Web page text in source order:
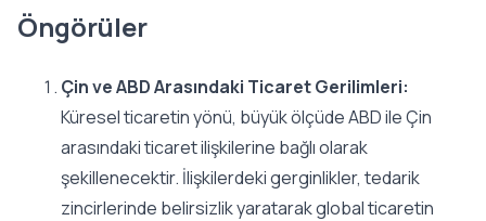
Öngörüler
Çin ve ABD Arasındaki Ticaret Gerilimleri:
Küresel ticaretin yönü, büyük ölçüde ABD ile Çin
arasındaki ticaret ilişkilerine bağlı olarak
şekillenecektir. İlişkilerdeki gerginlikler, tedarik
zincirlerinde belirsizlik yaratarak global ticaretin